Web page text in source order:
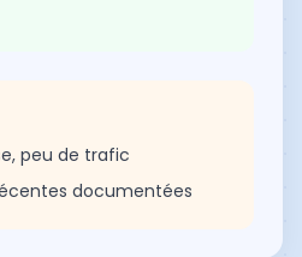
peu de trafic
documentées